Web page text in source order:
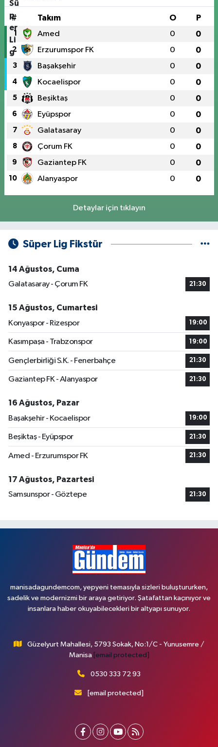
# Takım O P
1 Amed 0 0
2 Erzurumspor FK 0 0
3 Başakşehir 0 0
4 Kocaelispor 0 0
5 Beşiktaş 0 0
6 Eyüpspor 0 0
7 Galatasaray 0 0
8 Çorum FK 0 0
9 Gaziantep FK 0 0
10 Alanyaspor 0 0
Detaylar için tıklayın
Süper Lig Fikstür
14 Ağustos, Cuma
Galatasaray - Çorum FK
21:30
15 Ağustos, Cumartesi
Konyaspor - Rizespor
19:00
Kasımpaşa - Trabzonspor 19:00
Gençlerbirliği S.K. - Fenerbahçe 21:30
Gaziantep FK - Alanyaspor 21:30
16 Ağustos, Pazar
Başakşehir - Kocaelispor
19:00
Beşiktaş - Eyüpspor 21:30
Amed - Erzurumspor FK 21:30
17 Ağustos, Pazartesi
Samsunspor - Göztepe
21:30
manisadagundemcom, yepyeni temasıyla sizleri buluştururken,
sadelik ve modernizmi bir araya getiriyor. Şatafattan kaçınıyor ve
insanlara haber okuyabilecekleri bir altyapı sunuyor.
Güzelyurt Mahallesi, 5793 Sokak, No:1/C - Yunusemre /
Manisa [email protected]
0530 333 72 93
[email protected]